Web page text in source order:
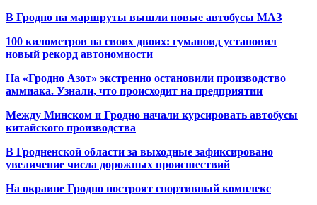
В Гродно на маршруты вышли новые автобусы МАЗ
100 километров на своих двоих: гуманоид установил
новый рекорд автономности
На «Гродно Азот» экстренно остановили производство
аммиака. Узнали, что происходит на предприятии
Между Минском и Гродно начали курсировать автобусы
китайского производства
В Гродненской области за выходные зафиксировано
увеличение числа дорожных происшествий
На окраине Гродно построят спортивный комплекс